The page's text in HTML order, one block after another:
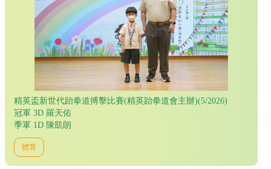
精英盃新世代跆拳道搏擊比賽(精英跆拳道會主辦)(5/2026)
冠軍 3D 羅天佑
季軍 1D 陳凱朗
體育